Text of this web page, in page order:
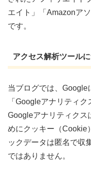
エイト」「Amazonア
です。
アクセス解析ツール
当ブログでは、Google
「Googleアナリティ
Googleアナリティクス
めにクッキー（Cookie
ックデータは匿名で収
ではありません。